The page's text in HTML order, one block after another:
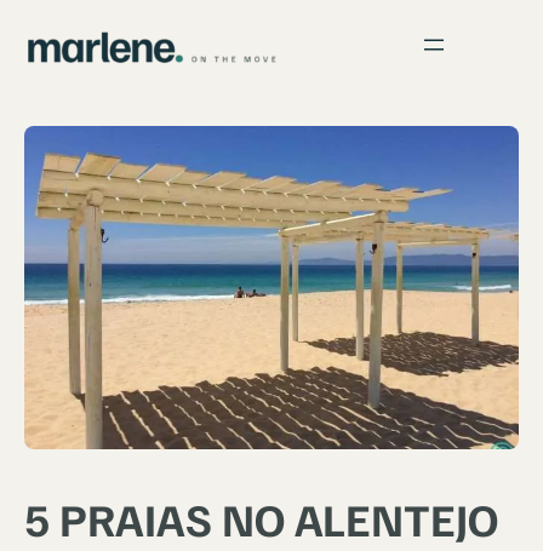
5 PRAIAS NO ALENTEJO